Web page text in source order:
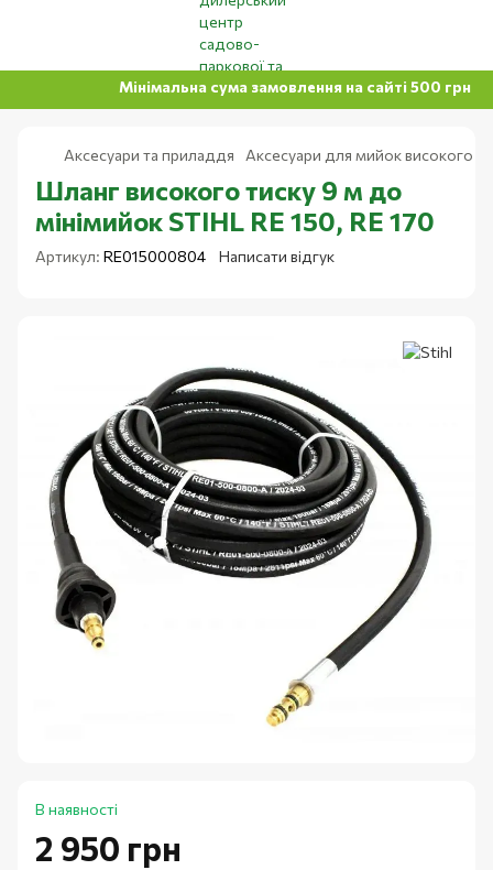
Мінімальна сума замовлення на сайті 500 грн
Аксесуари та приладдя Аксесуари для мийок високого
Шланг високого тиску 9 м до
мінімийок STIHL RE 150, RE 170
Артикул: RE015000804 Написати відгук
В наявності
2 950 грн